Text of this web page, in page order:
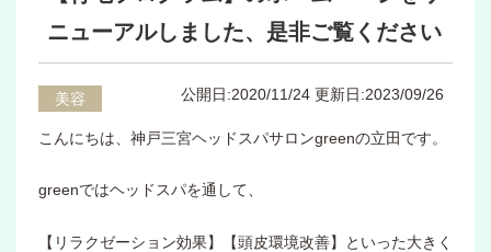
ニューアルしました、是非ご覧ください
美容 公開日:2020/11/24 更新日:2023/09/26
こんにちは、神戸三宮ヘッドスパサロンgreenの立田です。
greenではヘッドスパを通して、
【リラクゼーション効果】【頭皮環境改善】といった大きく